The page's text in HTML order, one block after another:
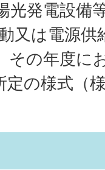
光発電設備
又は電源
その年度に
定の様式（